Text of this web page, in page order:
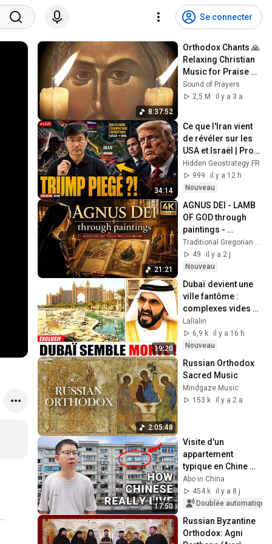
Se connecter
8:37:52
Orthodox Chants 🙏
Relaxing Christian
Music for Praise
and Worship, Study
and Focus, Calm
Sound of Prayers
2,5 M
il y a 3 a
34:14
Ce que l'Iran vient
de révéler sur les
USA et Israël | Prof
Jiang Xueqin
Hidden Geostrategy FR
999
il y a 12 h
Nouveau
21:21
AGNUS DEI - LAMB
OF GOD through
paintings -
Traditional
Gregorian Chants
#tridentinemass
Traditional Gregorian Chants
49
il y a 2 j
Nouveau
19:20
Dubaï devient une
ville fantôme :
complexes vides et
mégaprojets à
milliards tournent
au fiasco
Lallalin
6,9 k
il y a 16 h
Nouveau
2:05:48
Russian Orthodox
Sacred Music
Mindgaze Music
153 k
il y a 2 a
17:50
Visite d'un
appartement
typique en Chine
(Comment les
Chinois vivent
vraiment) | la vie en
Abo in China
454 k
il y a 8 j
Doublée
Russian Byzantine
Orthodox: Agni